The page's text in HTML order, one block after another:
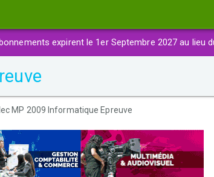
expirent le 1er Septembre 2027 au lieu
MP 2009 Informatique Epreuve